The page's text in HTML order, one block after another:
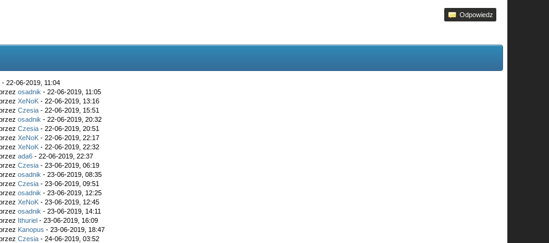
Odpowiedz
- 22-06-2019, 11:04
osadnik - 22-06-2019, 11:05
XeNoK - 22-06-2019, 13:16
Czesia - 22-06-2019, 15:51
osadnik - 22-06-2019, 20:32
Czesia - 22-06-2019, 20:51
XeNoK - 22-06-2019, 22:17
XeNoK - 22-06-2019, 22:32
ada6 - 22-06-2019, 22:37
Czesia - 23-06-2019, 06:19
osadnik - 23-06-2019, 08:35
Czesia - 23-06-2019, 09:51
osadnik - 23-06-2019, 12:25
XeNoK - 23-06-2019, 12:45
osadnik - 23-06-2019, 14:11
Ithuriel - 23-06-2019, 16:09
Kanopus - 23-06-2019, 18:47
Czesia - 24-06-2019, 03:52